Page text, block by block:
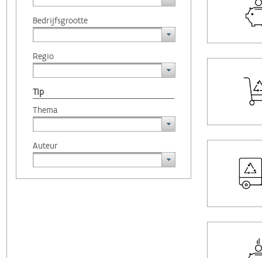
Bedrijfsgrootte
Regio
Tip
Thema
Auteur